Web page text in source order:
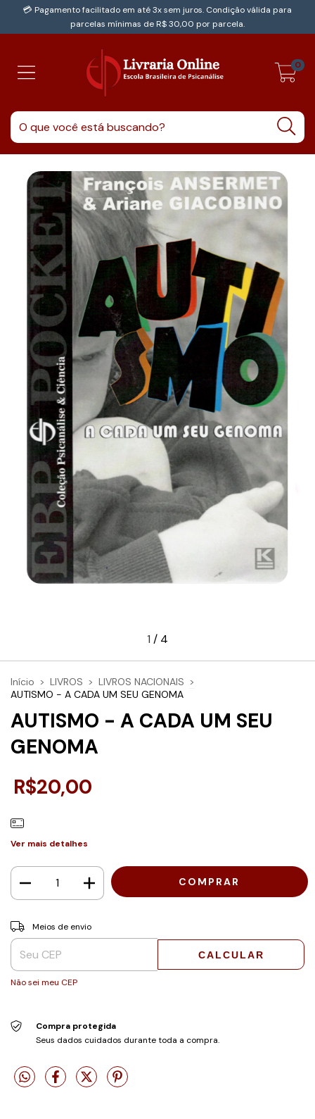
💳 Pagamento facilitado em até 3x sem juros. Condição válida para
parcelas mínimas de R$ 30,00 por parcela.
0
1 / 4
Início > LIVROS > LIVROS NACIONAIS >
AUTISMO - A CADA UM SEU GENOMA
AUTISMO - A CADA UM SEU
GENOMA
R$20,00
Ver mais detalhes
Entregas para o CEP:
Meios de envio
CALCULAR
Não sei meu CEP
Compra protegida
Seus dados cuidados durante toda a compra.